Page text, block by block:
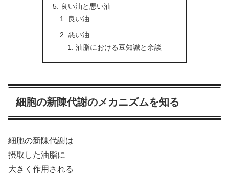
良い油と悪い油
良い油
悪い油
油脂における豆知識と余談
細胞の新陳代謝のメカニズムを知る
細胞の新陳代謝は
摂取した油脂に
大きく作用される